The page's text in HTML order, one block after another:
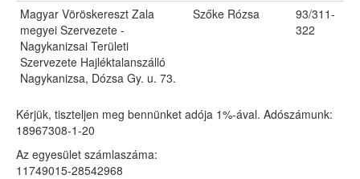
Magyar Vöröskereszt Zala
megyei Szervezete -
Nagykanizsai Területi
Szervezete Hajléktalanszálló
Nagykanizsa, Dózsa Gy. u. 73.
Szőke Rózsa
93/311-
322
Kérjük, tiszteljen meg bennünket adója 1%-ával. Adószámunk:
18967308-1-20
Az egyesület számlaszáma:
11749015-28542968